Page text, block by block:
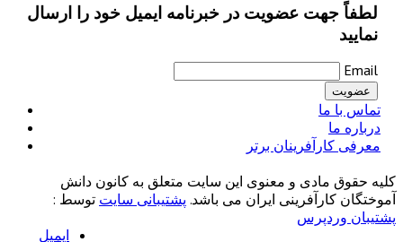
لطفاً جهت عضویت در خبرنامه ایمیل خود را ارسال
نمایید
Email
تماس با ما
درباره ما
معرفی کارآفرینان برتر
کلیه حقوق مادی و معنوی این سایت متعلق به کانون دانش
آموختگان کارآفرینی ایران می باشد. پشتیبانی سایت توسط :
پشتیبان وردپرس
ایمیل